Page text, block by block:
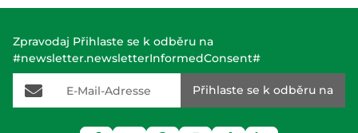
Zpravodaj Přihlaste se k odběru na
#newsletter.newsletterInformedConsent#
E-Mail-Adresse
Přihlaste se k odběru na